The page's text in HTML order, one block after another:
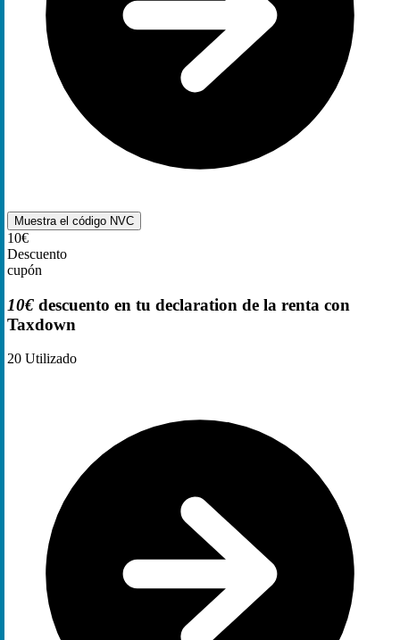
Muestra el código NVC
10€
Descuento
cupón
10€ descuento en tu declaration de la renta con
Taxdown
20 Utilizado